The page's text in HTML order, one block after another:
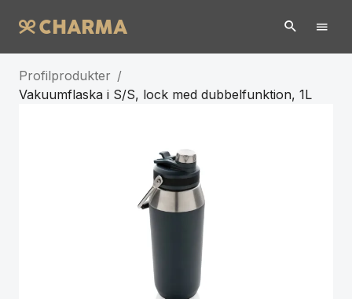
Profilprodukter /
Vakuumflaska i S/S, lock med dubbelfunktion, 1L